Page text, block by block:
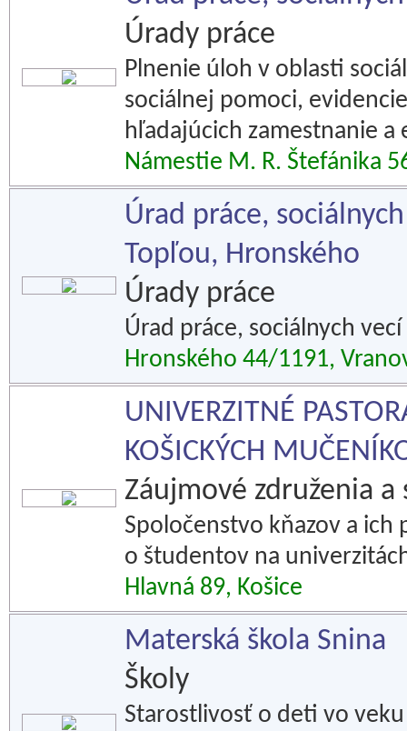
Úrady práce
Plnenie úloh v oblasti
sociálnej pomoci,
hľadajúcich zamestnanie
Námestie M. R. Štefánika
Úrad práce,
Topľou, Hronského
Úrady práce
Úrad práce, sociálnych
Hronského 44/1191,
UNIVERZITNÉ
KOŠICKÝCH
Záujmové združenia a
Spoločenstvo kňazov a
o študentov na
Hlavná 89, Košice
Materská škola Snina
Školy
Starostlivosť o deti vo